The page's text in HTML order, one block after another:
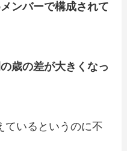
ンバーで構成されて
歳の差が大きくなっ
ているというのに不